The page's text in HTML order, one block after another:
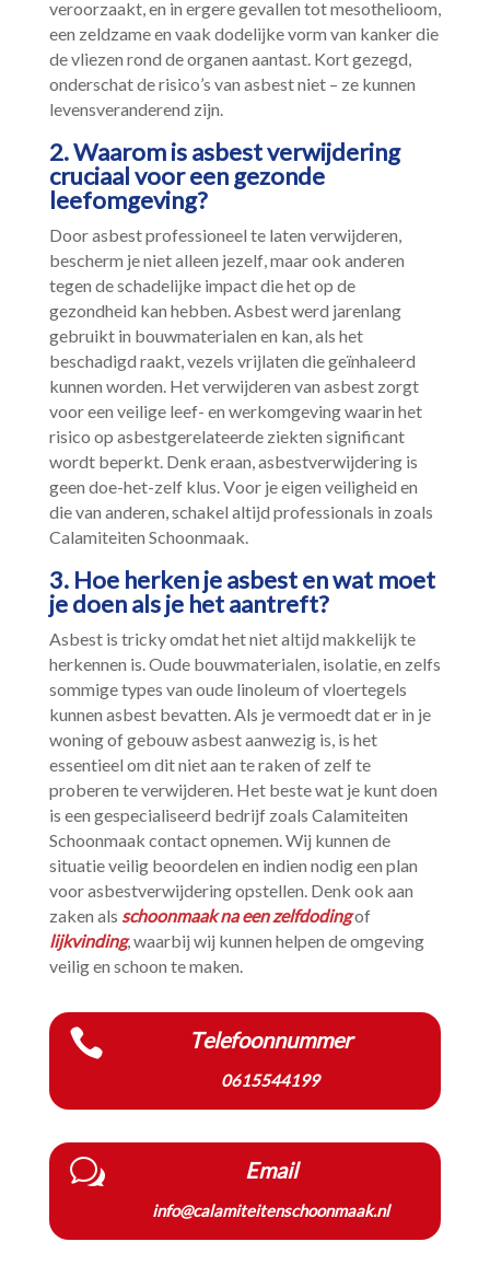
veroorzaakt, en in ergere gevallen tot mesothelioom,
een zeldzame en vaak dodelijke vorm van kanker die
de vliezen rond de organen aantast.​ Kort gezegd,
onderschat de risico’s van asbest niet – ze kunnen
levensveranderend zijn.​
2.​ Waarom is asbest verwijdering
cruciaal voor een gezonde
leefomgeving?
Door asbest professioneel te laten verwijderen,
bescherm je niet alleen jezelf, maar ook anderen
tegen de schadelijke impact die het op de
gezondheid kan hebben.​ Asbest werd jarenlang
gebruikt in bouwmaterialen en kan, als het
beschadigd raakt, vezels vrijlaten die geïnhaleerd
kunnen worden.​ Het verwijderen van asbest zorgt
voor een veilige leef- en werkomgeving waarin het
risico op asbestgerelateerde ziekten significant
wordt beperkt.​ Denk eraan, asbestverwijdering is
geen doe-het-zelf klus.​ Voor je eigen veiligheid en
die van anderen, schakel altijd professionals in zoals
Calamiteiten Schoonmaak.​
3.​ Hoe herken je asbest en wat moet
je doen als je het aantreft?
Asbest is tricky omdat het niet altijd makkelijk te
herkennen is.​ Oude bouwmaterialen, isolatie, en zelfs
sommige types van oude linoleum of vloertegels
kunnen asbest bevatten.​ Als je vermoedt dat er in je
woning of gebouw asbest aanwezig is, is het
essentieel om dit niet aan te raken of zelf te
proberen te verwijderen.​ Het beste wat je kunt doen
is een gespecialiseerd bedrijf zoals Calamiteiten
Schoonmaak contact opnemen.​ Wij kunnen de
situatie veilig beoordelen en indien nodig een plan
voor asbestverwijdering opstellen.​ Denk ook aan
zaken als schoonmaak na een zelfdodingof
lijkvinding, waarbij wij kunnen helpen de omgeving
veilig en schoon te maken.​
 Telefoonnummer
0615544199
w Email
info@calamiteitenschoonmaak.nl